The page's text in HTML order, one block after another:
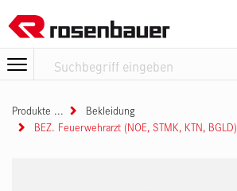
Produkte
Bekleidung
BEZ. Feuerwehrarzt (NOE, STMK, KTN, BGLD)